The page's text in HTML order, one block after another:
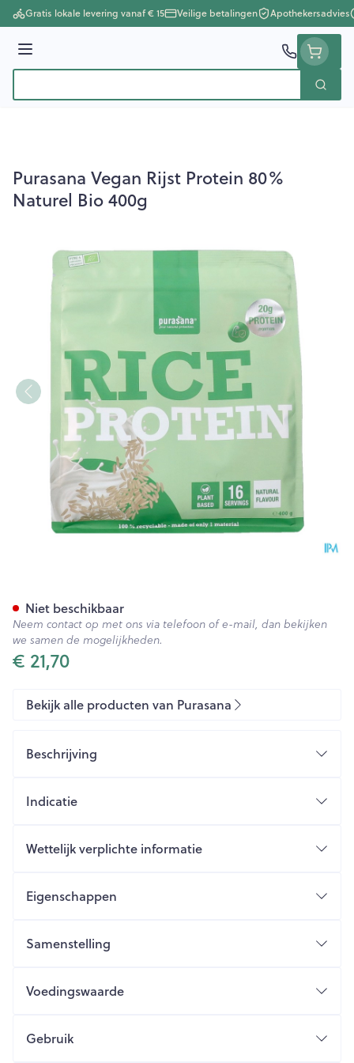
Ga naar de inhoud
Gratis lokale levering vanaf € 15 Veilige betalingen Apothekersadvies
Menu
Zoek
Purasana Vegan Rijst Protein 80%
Naturel Bio 400g
€ 21,70
Niet beschikbaar
Neem contact op met ons via telefoon of e-mail, dan bekijken
we samen de mogelijkheden.
Bekijk alle producten van Purasana
Beschrijving
Indicatie
Wettelijk verplichte informatie
Eigenschappen
Samenstelling
Voedingswaarde
Gebruik